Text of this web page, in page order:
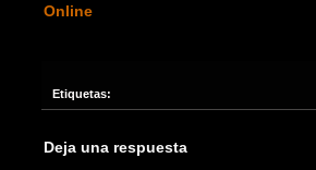
Online
Etiquetas:
Deja una respuesta